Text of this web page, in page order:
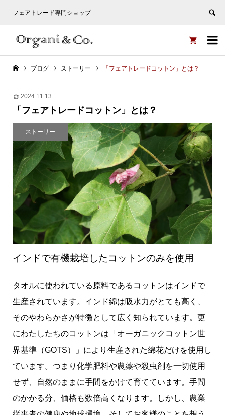
フェアトレード専門ショップ


ブログ ストーリー 「フェアトレードコットン」とは？
2024.11.13
「フェアトレードコットン」とは？
ストーリー
インドで有機栽培したコットンのみを使用
タオルに使われている原料であるコットンはインドで
生産されています。インド綿は吸水力がとても高く、
そのやわらかさが特徴として広く知られています。更
にわたしたちのコットンは「オーガニックコットン世
界基準（GOTS）」により生産された綿花だけを使用し
ています。つまり化学肥料や農薬や殺虫剤を一切使用
せず、自然のままに手間をかけて育てています。手間
のかかる分、価格も数倍高くなります。しかし、農業